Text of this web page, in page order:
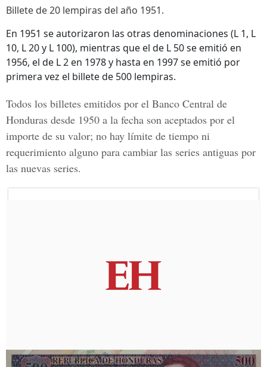
Billete de 20 lempiras del año 1951.
En 1951 se autorizaron las otras denominaciones (L 1, L
10, L 20 y L 100), mientras que el de L 50 se emitió en
1956, el de L 2 en 1978 y hasta en 1997 se emitió por
primera vez el billete de 500 lempiras.
Todos los billetes emitidos por el Banco Central de
Honduras desde 1950 a la fecha son aceptados por el
importe de su valor; no hay límite de tiempo ni
requerimiento alguno para cambiar las series antiguas por
las nuevas series.